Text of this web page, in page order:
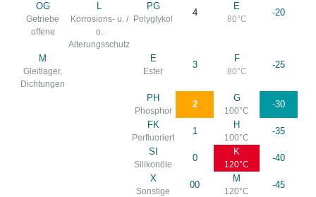
OG
Getriebe
offene
L
Korrosions- u. /
o.
Alterungsschutz
PG
Polyglykol
4
E
80°C
-20
M
Gleitlager,
Dichtungen
E
Ester
3
F
80°C
-25
PH
Phosphor
2
G
100°C
-30
FK
Perfluoriert
1
H
100°C
-35
SI
Silikonöle
0
K
120°C
-40
X
Sonstige
00
M
120°C
-45